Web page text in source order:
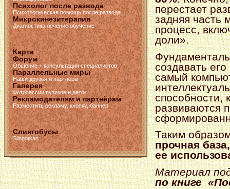
Психолог после развода
Психологическая помощь после развода
Микрокинезитерапия
Диагностика лечение обучение
Карта
Форум
Общение + консультации специалистов
Параллельные миры
Наши друзья и партнёры
Галерея
Фотосессии пузиков и деток
Рекламодателям и партнёрам
Разместить рекламу, кнопку, баннер
Слингобусы
Slingotkan
перестает
задняя часть
процесс,
доли».
создавать
самый
способности,
развиваются
Таким
прочная
ее
Материал
по книге